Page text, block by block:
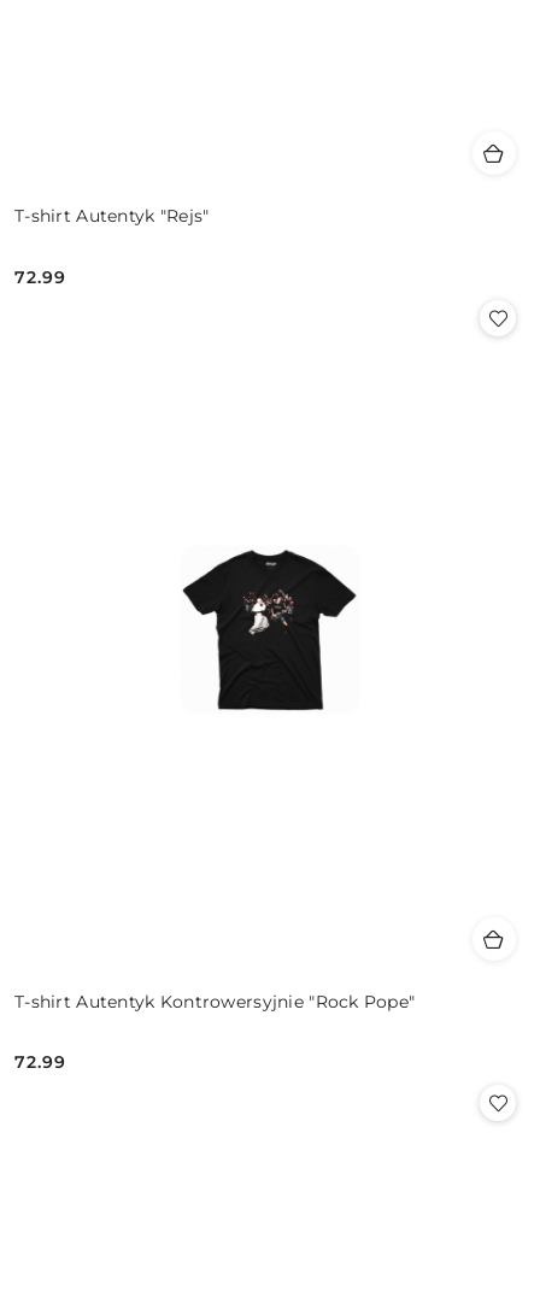
T-shirt Autentyk "Rejs"
Cena:
72.99
T-shirt Autentyk Kontrowersyjnie "Rock Pope"
Cena:
72.99